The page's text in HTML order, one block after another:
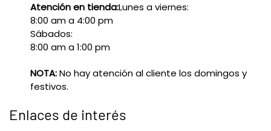
Atención en tienda:Lunes a viernes:
8:00 am a 4:00 pm
Sábados:
8:00 am a 1:00 pm
NOTA:No hay atención al cliente los domingos y
festivos.
Enlaces de interés